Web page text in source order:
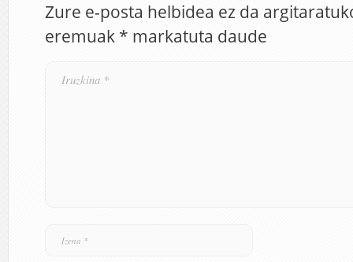
Zure e-posta helbidea ez da
eremuak * markatuta daude